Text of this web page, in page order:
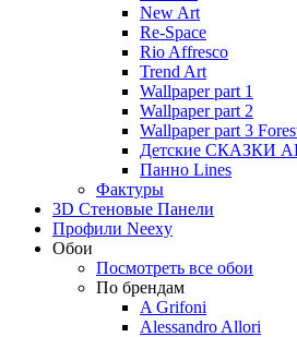
New Art
Re-Space
Rio Affresco
Trend Art
Wallpaper part 1
Wallpaper part 2
Wallpaper part 3
Детские СКАЗКИ
Панно Lines
Фактуры
3D Стеновые Панели
Профили Neexy
Обои
Посмотреть все обои
По брендам
A Grifoni
Alessandro Allori